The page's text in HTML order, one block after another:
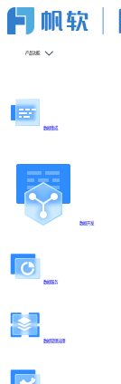
产品功能
数据集成
数据开发
数据服务
数据管理治理